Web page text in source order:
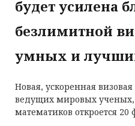
будет усилена
безлимитной
умных и
Новая, ускоренная
ведущих мировых ученых,
математиков откроется 20